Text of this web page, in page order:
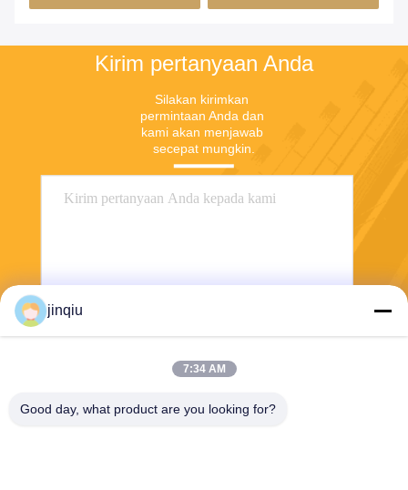
Kirim pertanyaan Anda
Silakan kirimkan
permintaan Anda dan
kami akan menjawab
secepat mungkin.
jinqiu
7:34 AM
Good day, what product are you looking for?